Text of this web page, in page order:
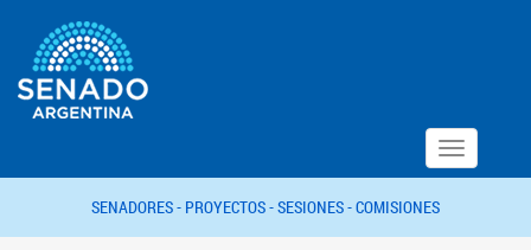
Toggle
navigation
SENADORES - PROYECTOS -SESIONES -COMISIONES